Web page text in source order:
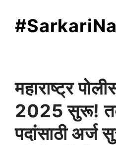
महाराष्ट्र
2025 सुरू!
पदांसाठी अर्ज